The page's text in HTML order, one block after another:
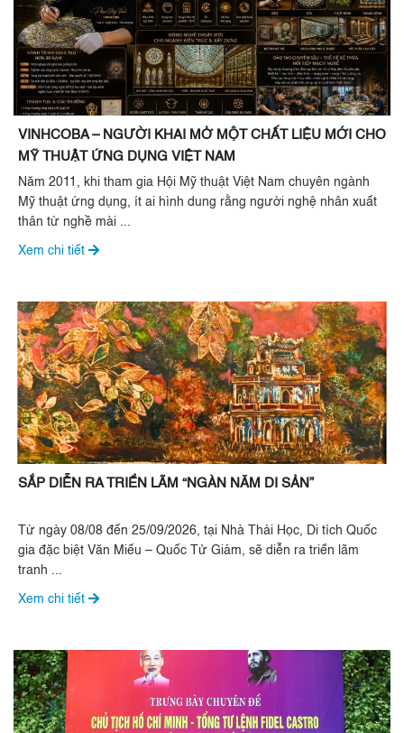
VINHCOBA – NGƯỜI KHAI MỞ MỘT CHẤT LIỆU MỚI CHO
MỸ THUẬT ỨNG DỤNG VIỆT NAM
Năm 2011, khi tham gia Hội Mỹ thuật Việt Nam chuyên ngành
Mỹ thuật ứng dụng, ít ai hình dung rằng người nghệ nhân xuất
thân từ nghề mài ...
Xem chi tiết
SẮP DIỄN RA TRIỂN LÃM “NGÀN NĂM DI SẢN”
Từ ngày 08/08 đến 25/09/2026, tại Nhà Thái Học, Di tích Quốc
gia đặc biệt Văn Miếu – Quốc Tử Giám, sẽ diễn ra triển lãm
tranh ...
Xem chi tiết